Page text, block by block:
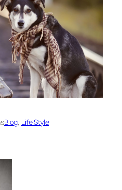
Blog, Life Style